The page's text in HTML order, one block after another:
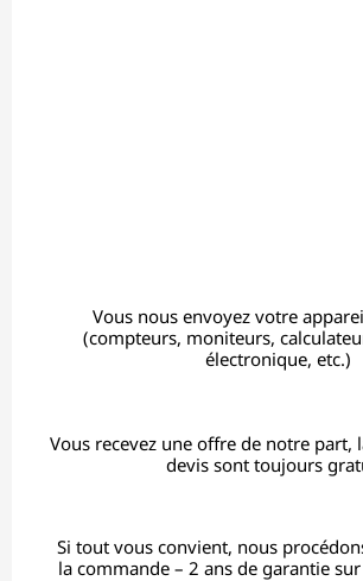
Vous nous envoyez votre
(compteurs, moniteurs,
électronique, etc.)
Vous recevez une offre de notre part,
devis sont toujours
Si tout vous convient, nous
la commande – 2 ans de garantie